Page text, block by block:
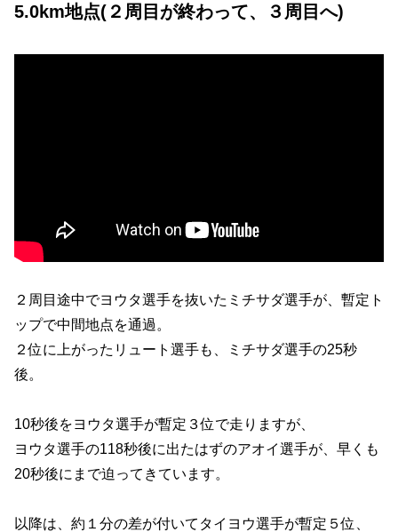
5.0km地点( ２ 周目が終わって、３周目へ)
２周目途中でヨウタ選手を抜いたミチサダ選手が、暫定ト
ップで中間地点を通過。
２位に上がったリュート選手も、ミチサダ選手の25秒
後。
10秒後をヨウタ選手が暫定３位で走りますが、
ヨウタ選手の118秒後に出たはずのアオイ選手が、早くも
20秒後にまで迫ってきています。
以降は、約１分の差が付いてタイヨウ選手が暫定５位、